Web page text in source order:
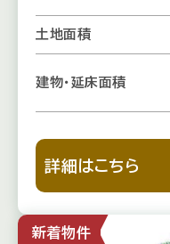
土地面積
建物・延床面積
詳細はこちら
新着物件